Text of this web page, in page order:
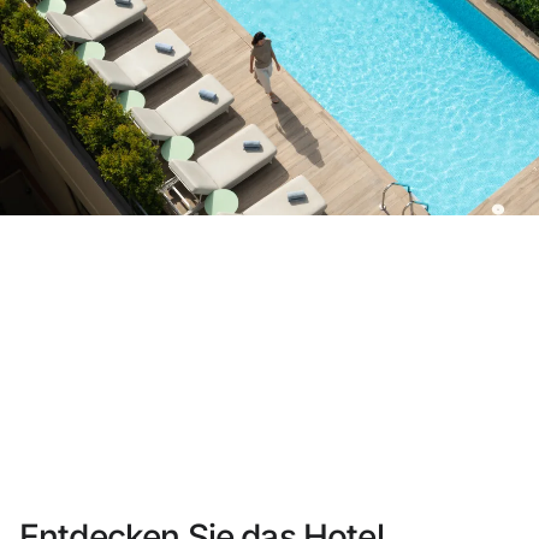
Sie haben sich noch nicht registriert ?
Konto anlegen
Genießen Sie die Vorteile als Mitglied bei